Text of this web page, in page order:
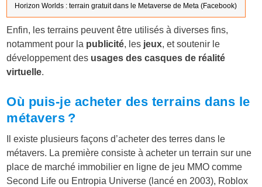
Horizon Worlds : terrain gratuit dans le Metaverse de Meta (Facebook)
Enfin, les terrains peuvent être utilisés à diverses fins,
notamment pour la publicité, les jeux, et soutenir le
développement des usages des casques de réalité
virtuelle.
Où puis-je acheter des terrains dans le
métavers ?
Il existe plusieurs façons d’acheter des terres dans le
métavers. La première consiste à acheter un terrain sur une
place de marché immobilier en ligne de jeu MMO comme
Second Life ou Entropia Universe (lancé en 2003), Roblox